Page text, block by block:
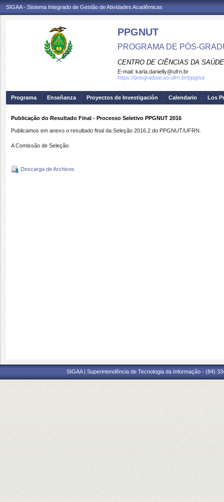
SIGAA - Sistema Integrado de Gestão de Atividades Acadêmicas
PPGNUT
PROGRAMA DE PÓS-
CENTRO DE CIÊNCIAS DA SAÚDE
E-mail: karla.danielly@ufrn.br
https://posgraduacao.ufrn.br/ppgnut
Programa Enseñanza Proyectos de Investigación Calendario Los
Publicação do Resultado Final - Processo Seletivo PPGNUT 2016
Publicamos em anexo o resultado final da Seleção 2016.2 do PPGNUT/UFRN.
A Comissão de Seleção.
Descarga de Archivos
SIGAA | Superintendência de Tecnologia da Informação - (84)